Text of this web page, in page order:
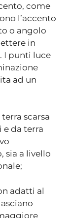
come
l’accento
o angolo
in
I punti luce
ad un
scarsa
e da terra
sia a livello
adatti al